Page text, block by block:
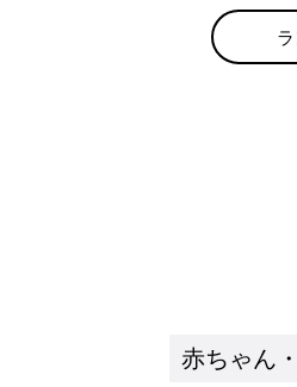
赤ちゃん